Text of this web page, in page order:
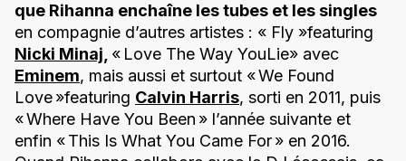
que Rihanna enchaîne les tubes et les singles
en compagnie d’autres artistes : « Fly »featuring
Nicki Minaj, « Love The Way YouLie» avec
Eminem, mais aussi et surtout « We Found
Love »featuring Calvin Harris, sorti en 2011, puis
« Where Have You Been » l’année suivante et
enfin « This Is What You Came For » en 2016.